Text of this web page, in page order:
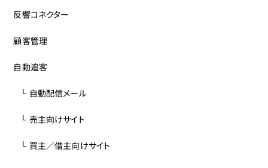
反響コネクター
顧客管理
自動追客
└ 自動配信メール
└ 売主向けサイト
└ 買主／借主向けサイト